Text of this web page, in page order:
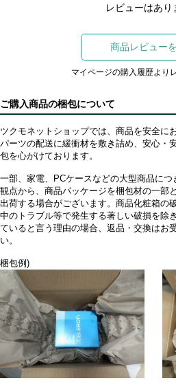
レビューはあり
商品レビュー
マイページの購入履歴より
ご購入商品の梱包について
ツクモネットショップでは、商品を安全に
パーツの配送に緩衝材を敷き詰め、安心・
包を心がけております。
一部、家電、PCケースなどの大型商品につ
観点から、商品パッケージを梱包材の一部
出荷する場合がございます。商品化粧箱の
中のトラブル等で発生する著しい破損を除
ていると言う理由の場合、返品・交換はお
い。
梱包例)